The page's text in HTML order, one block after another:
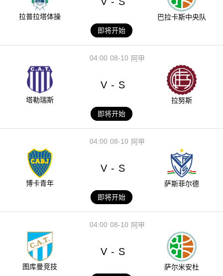
拉普拉塔体操
巴拉卡斯中央队
即将开始
08-10
04:00 阿甲
塔勒瑞斯
V - S
拉努斯
即将开始
08-10
04:00 阿甲
博卡青年
V - S
萨斯菲尔德
即将开始
08-10
04:00 阿甲
图库曼竞技
V - S
萨尔米安杜